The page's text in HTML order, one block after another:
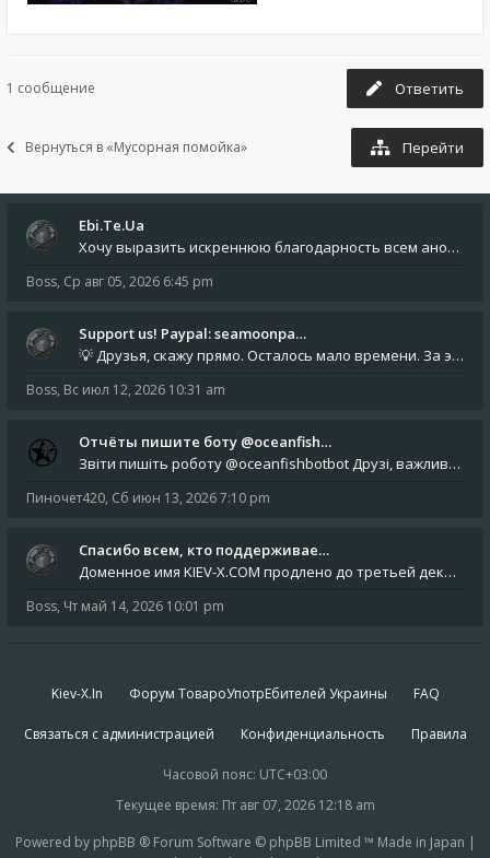
1 сообщение Ответить
Вернуться в «Мусорная помойка» Перейти
Ebi.Te.Ua
Хочу выразить искреннюю благодарность всем анонимным пользователям, которые поддержали наше сообщество финансово. Благод
Boss, Ср авг 05, 2026 6:45 pm
Support us! Paypal: seamoonpa…
💡 Друзья, скажу прямо. Осталось мало времени. За это время нам нужно закрыть последние обязательные расходы: около 500
Boss, Вс июл 12, 2026 10:31 am
Отчёты пишите боту @oceanfish…
Звіти пишіть роботу @oceanfishbotbot Друзі, важливе повідомлення для учасників форума. Основне звернення опублікован
Пиночет420, Сб июн 13, 2026 7:10 pm
Спасибо всем, кто поддерживае…
Доменное имя KIEV-X.COM продлено до третьей декады августа 2027 года! Спасибо всем анонимным пользователям, которые по
Boss, Чт май 14, 2026 10:01 pm
Kiev-X.In Форум ТовароУпотрЕбителей Украины FAQ
Связаться с администрацией Конфиденциальность Правила
Часовой пояс: UTC+03:00
Текущее время: Пт авг 07, 2026 12:18 am
Powered by phpBB ® Forum Software © phpBB Limited ™ Made in Japan |